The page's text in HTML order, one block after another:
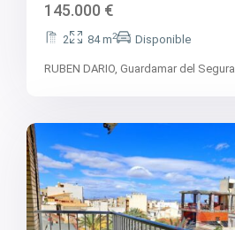
145.000 €
2 84 m2 Disponible
RUBEN DARIO,Guardamar del Segura